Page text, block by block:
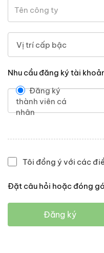
Nhu cầu đăng ký tài
Đăng ký
thành viên cá
nhân
Tôi đồng ý với các
Đặt câu hỏi hoặc đóng
Đăng ký